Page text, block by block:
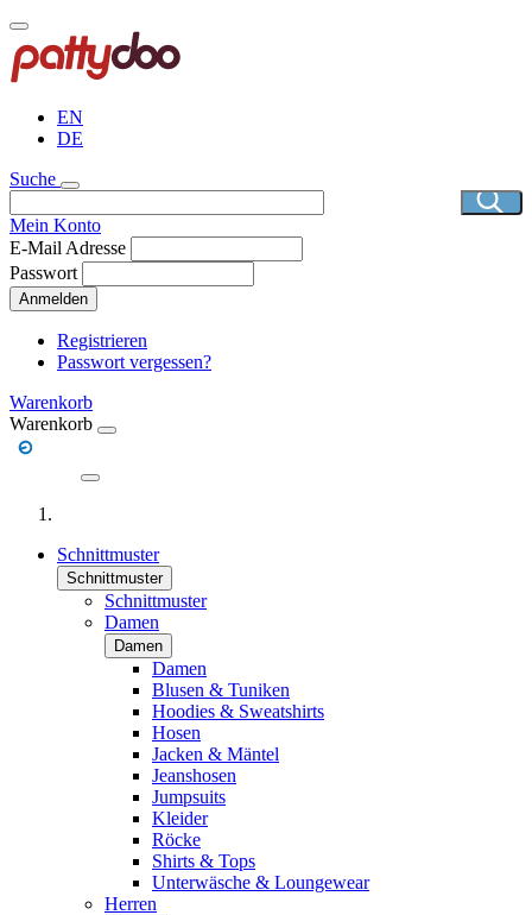
Direkt
zum
Inhalt
EN
DE
Suche
Mein Konto
E-Mail Adresse
Passwort
Anmelden
Registrieren
Passwort vergessen?
Warenkorb
Warenkorb
Schnittmuster
Schnittmuster
Schnittmuster
Damen
Damen
Damen
Blusen & Tuniken
Hoodies & Sweatshirts
Hosen
Jacken & Mäntel
Jeanshosen
Jumpsuits
Kleider
Röcke
Shirts & Tops
Unterwäsche & Loungewear
Herren